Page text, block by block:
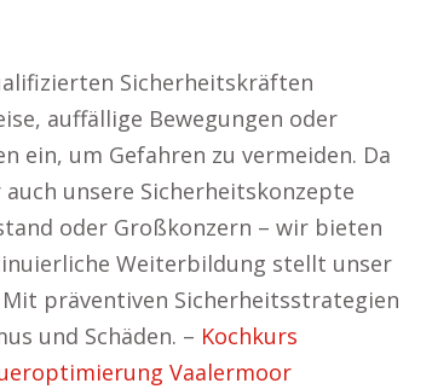
Sicherheitskräften
auffällige Bewegungen oder
ein, um Gefahren zu vermeiden. Da
unsere Sicherheitskonzepte
oder Großkonzern – wir bieten
Weiterbildung stellt unser
präventiven Sicherheitsstrategien
und Schäden. – Kochkurs
Vaalermoor